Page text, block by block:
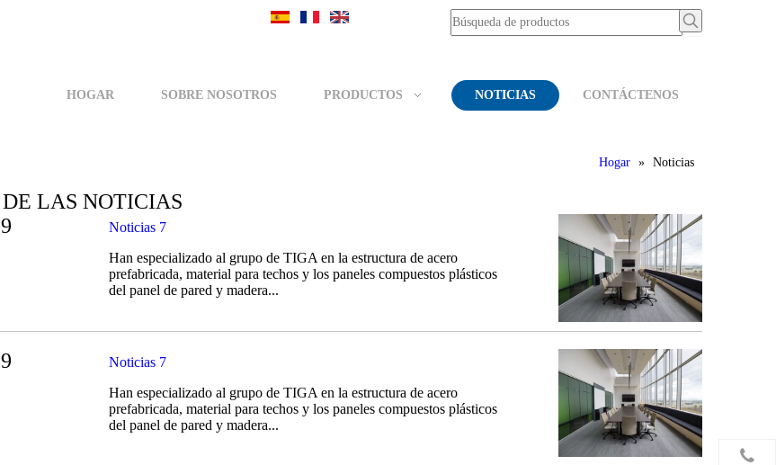
HOGAR SOBRE NOSOTROS PRODUCTOS NOTICIAS CONTÁCTENOS
Hogar » Noticias
LAS NOTICIAS
Noticias 7
Han especializado al grupo de TIGA en la estructura de acero
prefabricada, material para techos y los paneles compuestos plásticos
del panel de pared y madera...
Noticias 7
Han especializado al grupo de TIGA en la estructura de acero
prefabricada, material para techos y los paneles compuestos plásticos
del panel de pared y madera...